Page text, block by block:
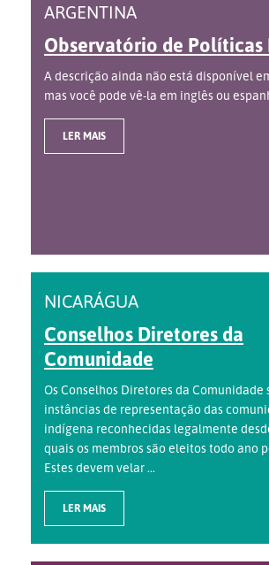
ARGENTINA
Observatório de Políticas
A descrição ainda não está disponível
mas você pode vê-la em inglês ou
LER MAIS
NICARÁGUA
Conselhos Diretores da
Comunidade
Os Conselhos Diretores da Comunidade
instâncias de representação das
indígena reconhecidas legalmente
quais os membros são eleitos todo ano
Estes devem velar ...
LER MAIS